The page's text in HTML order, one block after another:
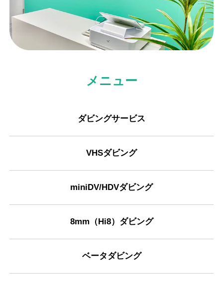
メニュー
ダビングサービス
VHSダビング
miniDV/HDVダビング
8mm（Hi8）ダビング
ベータダビング